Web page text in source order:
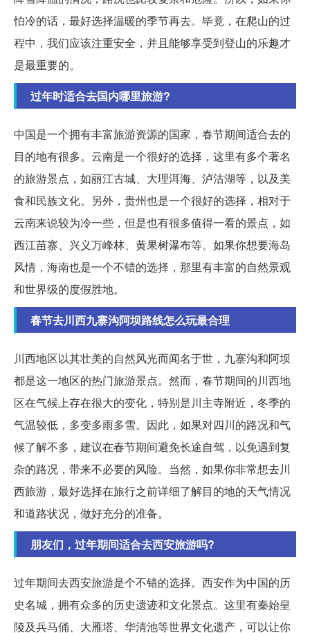
怕冷的话，最好选择温暖的季节再去。毕竟，在爬山的过
程中，我们应该注重安全，并且能够享受到登山的乐趣才
是最重要的。
过年时适合去国内哪里旅游?
中国是一个拥有丰富旅游资源的国家，春节期间适合去的
目的地有很多。云南是一个很好的选择，这里有多个著名
的旅游景点，如丽江古城、大理洱海、泸沽湖等，以及美
食和民族文化。另外，贵州也是一个很好的选择，相对于
云南来说较为冷一些，但是也有很多值得一看的景点，如
西江苗寨、兴义万峰林、黄果树瀑布等。如果你想要海岛
风情，海南也是一个不错的选择，那里有丰富的自然景观
和世界级的度假胜地。
春节去川西九寨沟阿坝路线怎么玩最合理
川西地区以其壮美的自然风光而闻名于世，九寨沟和阿坝
都是这一地区的热门旅游景点。然而，春节期间的川西地
区在气候上存在很大的变化，特别是川主寺附近，冬季的
气温较低，多变多雨多雪。因此，如果对四川的路况和气
候了解不多，建议在春节期间避免长途自驾，以免遇到复
杂的路况，带来不必要的风险。当然，如果你非常想去川
西旅游，最好选择在旅行之前详细了解目的地的天气情况
和道路状况，做好充分的准备。
朋友们，过年期间适合去西安旅游吗?
过年期间去西安旅游是个不错的选择。西安作为中国的历
史名城，拥有众多的历史遗迹和文化景点。这里有秦始皇
陵及兵马俑、大雁塔、华清池等世界文化遗产，可以让你